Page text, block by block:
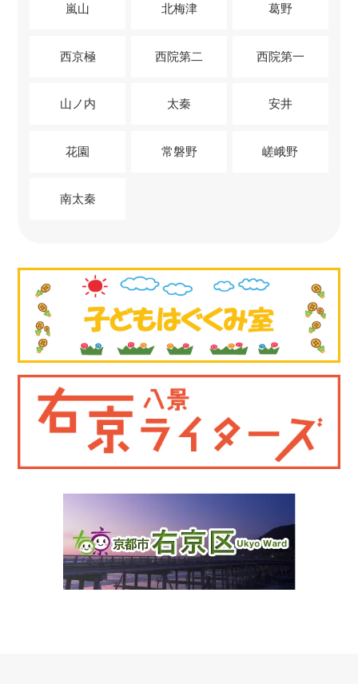
嵐山 北梅津 葛野
西京極 西院第二 西院第一
山ノ内 太秦 安井
花園 常磐野 嵯峨野
南太秦